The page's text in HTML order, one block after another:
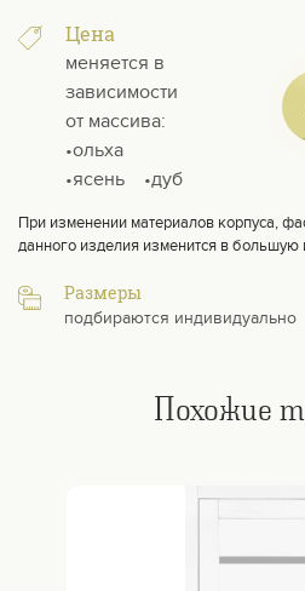
Цена
меняется в
зависимости
от массива:
•ольха
•ясень⠀ •дуб
При изменении материалов корпуса,
данного изделия изменится в большую
Размеры
подбираются индивидуально
Похожие